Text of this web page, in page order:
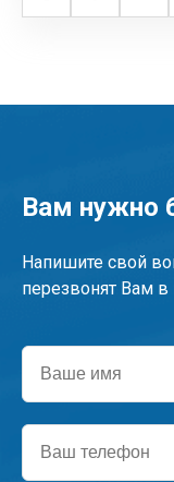
Page Page
Вам нужно
Напишите свой
перезвонят Вам
имя
телефон